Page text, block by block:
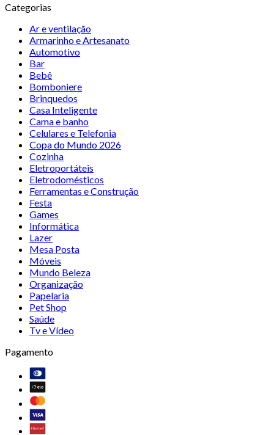
Categorias
Ar e ventilação
Armarinho e Artesanato
Automotivo
Bar
Bebê
Bomboniere
Brinquedos
Casa Inteligente
Cama e banho
Celulares e Telefonia
Copa do Mundo 2026
Cozinha
Eletroportáteis
Eletrodomésticos
Ferramentas e Construção
Festa
Games
Informática
Lazer
Mesa Posta
Móveis
Mundo Beleza
Organização
Papelaria
Pet Shop
Saúde
Tv e Vídeo
Pagamento